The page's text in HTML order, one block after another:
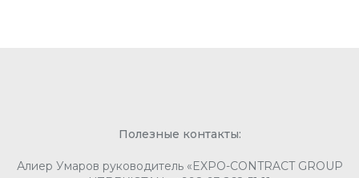
Полезные контакты:
Алиер Умаров руководитель «EXPO-CONTRACT GROUP